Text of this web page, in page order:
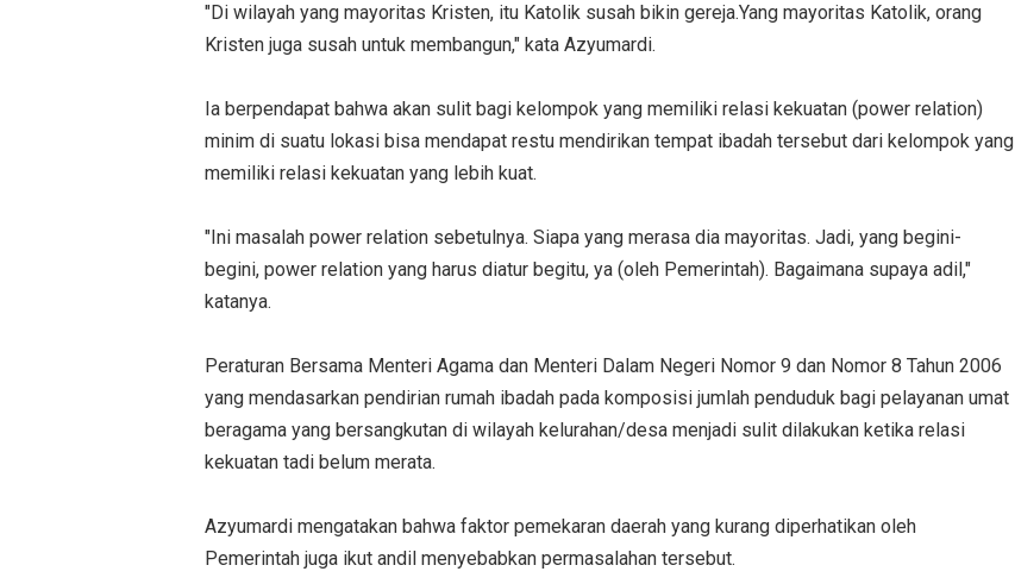
"Di wilayah yang mayoritas Kristen, itu Katolik susah bikin gereja.Yang mayoritas Katolik, orang
Kristen juga susah untuk membangun," kata Azyumardi.
Ia berpendapat bahwa akan sulit bagi kelompok yang memiliki relasi kekuatan (power relation)
minim di suatu lokasi bisa mendapat restu mendirikan tempat ibadah tersebut dari kelompok yang
memiliki relasi kekuatan yang lebih kuat.
"Ini masalah power relation sebetulnya. Siapa yang merasa dia mayoritas. Jadi, yang begini-
begini, power relation yang harus diatur begitu, ya (oleh Pemerintah). Bagaimana supaya adil,"
katanya.
Peraturan Bersama Menteri Agama dan Menteri Dalam Negeri Nomor 9 dan Nomor 8 Tahun 2006
yang mendasarkan pendirian rumah ibadah pada komposisi jumlah penduduk bagi pelayanan umat
beragama yang bersangkutan di wilayah kelurahan/desa menjadi sulit dilakukan ketika relasi
kekuatan tadi belum merata.
Azyumardi mengatakan bahwa faktor pemekaran daerah yang kurang diperhatikan oleh
Pemerintah juga ikut andil menyebabkan permasalahan tersebut.